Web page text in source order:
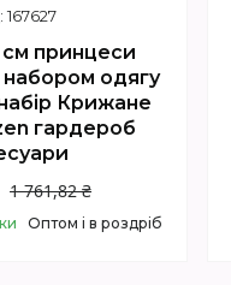
167627
принцеси
набором одягу
Крижане
гардероб
1 761,82 ₴
Оптом і в роздріб